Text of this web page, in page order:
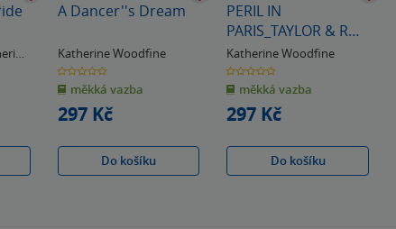
A Dancer''s Dream
Katherine Woodfine
0.0
z
5
hvězdiček
měkká vazba
297 Kč
Do košíku
PERIL IN
PARIS_TAYLOR & ROS
PB
Katherine Woodfine
0.0
z
5
hvězdiček
měkká vazba
297 Kč
Do košíku